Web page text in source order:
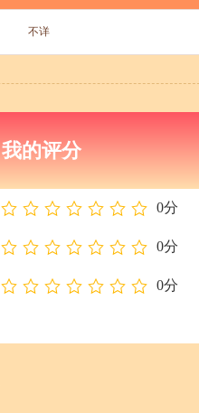
不详
我的评分
0分
0分
0分